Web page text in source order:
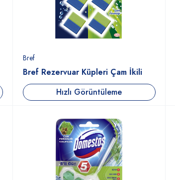
Bref
Bref Rezervuar Küpleri Çam İkili
Hızlı Görüntüleme